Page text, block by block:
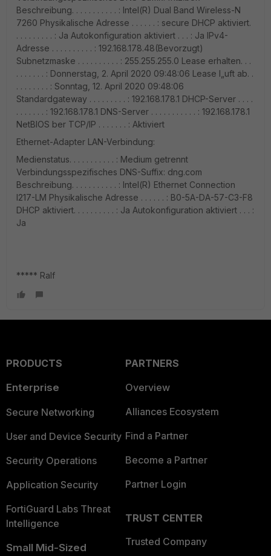
Beschreibung. . . . . . . . . . . : Intel(R) Dual Band Wireless-N
7260 Physikalische Adresse . . . . . . : secure DHCP aktiviert.
. . . . . . . . . : Ja Autokonfiguration aktiviert . . . : Ja IPv4-
Adresse . . . . . . . . . . : 192.168.178.48(Bevorzugt)
Subnetzmaske . . . . . . . . . . : 255.255.255.0 Lease erhalten. . .
. . . . . . . : Donnerstag, 2. April 2020 09:48:06 Lease l„uft ab. .
. . . . . . . . : Sonntag, 12. April 2020 09:48:06
Standardgateway . . . . . . . . . : 192.168.178.1 DHCP-Server . . . .
. . . . . . . : 192.168.178.1 DNS-Server . . . . . . . . . . . : 192.168.178.1
NetBIOS ber TCP/IP . . . . . . . : Aktiviert
Ethernet-Adapter LAN-Verbindung:
Medienstatus. . . . . . . . . . . : Medium getrennt
Verbindungsspezifisches DNS-Suffix: dng.com
Beschreibung. . . . . . . . . . . : Intel(R) Ethernet Connection
I217-LM Physikalische Adresse . . . . . . : B0-5A-DA-57-C3-F8
DHCP aktiviert. . . . . . . . . . : Ja Autokonfiguration aktiviert . . . :
Ja
***** Ralf
PRODUCTS
Enterprise
Secure Networking
User and Device Security
Security Operations
Application Security
FortiGuard Labs Threat
Intelligence
Small Mid-Sized
PARTNERS
Overview
Alliances Ecosystem
Find a Partner
Become a Partner
Partner Login
TRUST CENTER
Trusted Company